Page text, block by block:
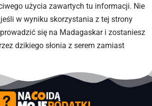
użycia zawartych tu informacji. Nie
w wyniku skorzystania z tej strony
się na Madagaskar i zostaniesz
dzikiego słonia z serem zamiast